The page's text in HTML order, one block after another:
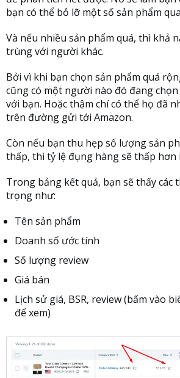
bạn có thể bỏ lỡ một số sản phẩm
Và nếu nhiều sản phẩm quá, thì khả
trùng với người khác.
Bởi vì khi bạn chọn sản phẩm quá
cũng có một người nào đó đang
với bạn. Hoặc thậm chí có thể họ đã
trên đường gửi tới Amazon.
Còn nếu bạn thu hẹp số lượng sản
thấp, thì tỷ lệ đụng hàng sẽ thấp hơn
Trong bảng kết quả, bạn sẽ thấy các
trọng như:
Tên sản phẩm
Doanh số ước tính
Số lượng review
Giá bán
Lịch sử giá, BSR, review (bấm vào
để xem)